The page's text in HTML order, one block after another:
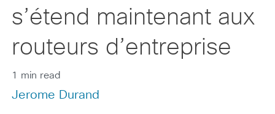
s’étend maintenant aux
routeurs d’entreprise
1 min read
Jerome Durand